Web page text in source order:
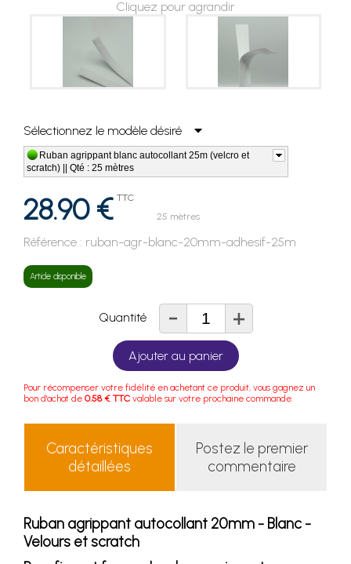
Cliquez pour agrandir
Sélectionnez le modèle désiré
Ruban agrippant blanc autocollant 25m (velcro et
scratch) || Qté : 25 mètres
28.90 € TTC
25 mètres
Référence : ruban-agr-blanc-20mm-adhesif-25m
Article disponible
Quantité - +
Ajouter au panier
Pour récompenser votre fidélité en achetant ce produit, vous gagnez un
bon d'achat de 0.58 € TTC valable sur votre prochaine commande.
Caractéristiques
détaillées
Postez le premier
commentaire
Ruban agrippant autocollant 20mm - Blanc -
Velours et scratch